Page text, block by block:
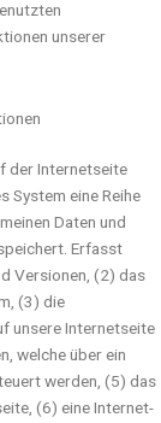
unserer
der Internetseite
System eine Reihe
Daten und
Erfasst
Versionen, (2) das
(3) die
unsere Internetseite
welche über ein
werden, (5) das
(6) eine Internet-